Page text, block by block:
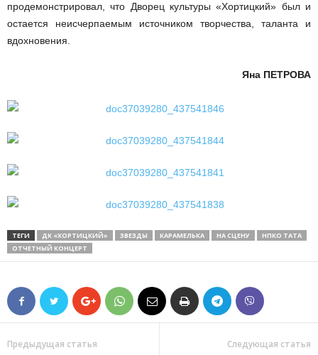
продемонстрировал, что Дворец культуры «Хортицкий» был и
остается неисчерпаемым источником творчества, таланта и
вдохновения.
Яна ПЕТРОВА
ТЕГИ ДК «ХОРТИЦКИЙ» ЗВЕЗДЫ КАРАМЕЛЬКА НА СЦЕНУ
НПКО ТАТА
ОТЧЕТНЫЙ КОНЦЕРТ
Предыдущая статья Следующая статья